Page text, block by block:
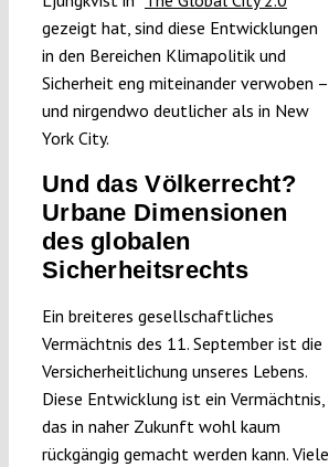
gezeigt hat, sind diese Entwicklungen
in den Bereichen Klimapolitik und
Sicherheit eng miteinander verwoben –
und nirgendwo deutlicher als in New
York City.
Und das Völkerrecht?
Urbane Dimensionen
des globalen
Sicherheitsrechts
Ein breiteres gesellschaftliches
Vermächtnis des 11. September ist die
Versicherheitlichung unseres Lebens.
Diese Entwicklung ist ein Vermächtnis,
das in naher Zukunft wohl kaum
rückgängig gemacht werden kann. Viele